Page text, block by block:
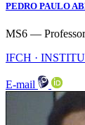
PEDRO PAULO
MS6 —
IFCH ·
E-mail